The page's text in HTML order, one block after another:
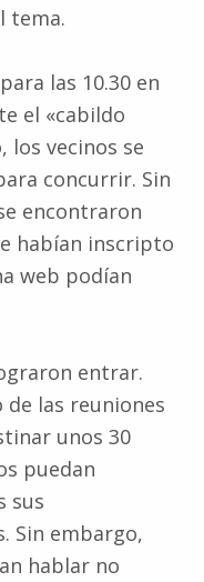
tema.
las 10.30 en
el «cabildo
los vecinos se
concurrir. Sin
encontraron
habían inscripto
web podían
entrar.
las reuniones
unos 30
puedan
sus
Sin embargo,
hablar no